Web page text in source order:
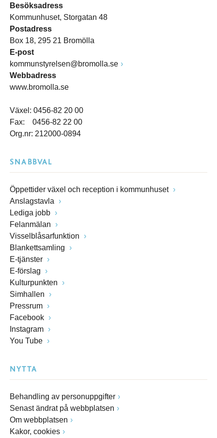
Besöksadress
Kommunhuset, Storgatan 48
Postadress
Box 18, 295 21 Bromölla
E-post
kommunstyrelsen@bromolla.se
Webbadress
www.bromolla.se
Växel: 0456-82 20 00
Fax: 0456-82 22 00
Org.nr: 212000-0894
SNABBVAL
Öppettider växel och reception i kommunhuset
Anslagstavla
Lediga jobb
Felanmälan
Visselblåsarfunktion
Blankettsamling
E-tjänster
E-förslag
Kulturpunkten
Simhallen
Pressrum
Facebook
Instagram
You Tube
NYTTA
Behandling av personuppgifter
Senast ändrat på webbplatsen
Om webbplatsen
Kakor, cookies